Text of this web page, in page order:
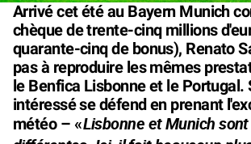
Arrivé cet été au Bayern Munich
chèque de trente-cinq millions
quarante-cinq de bonus), Renato
pas à reproduire les mêmes
le Benfica Lisbonne et le Portugal.
intéressé se défend en prenant
météo – «Lisbonne et Munich